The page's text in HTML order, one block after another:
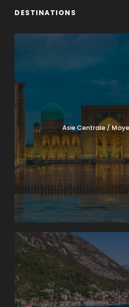
DESTINATIONS
Asie Centrale /